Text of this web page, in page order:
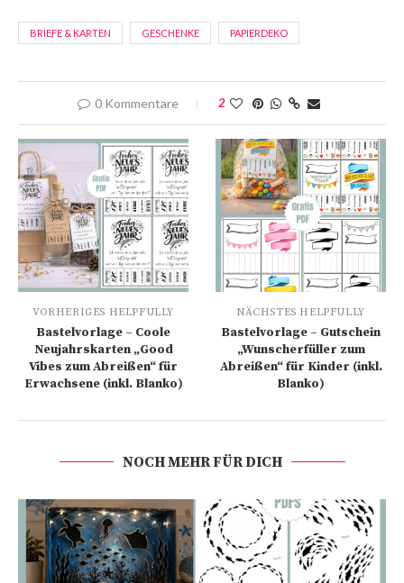
BRIEFE & KARTEN GESCHENKE PAPIERDEKO
0 Kommentare 2
VORHERIGES HELPFULLY
Bastelvorlage – Coole
Neujahrskarten „Good
Vibes zum Abreißen“ für
Erwachsene (inkl. Blanko)
NÄCHSTES HELPFULLY
Bastelvorlage – Gutschein
„Wunscherfüller zum
Abreißen“ für Kinder (inkl.
Blanko)
NOCH MEHR FÜR DICH